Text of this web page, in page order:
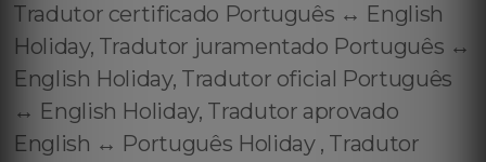
Tradutor certificado Português ↔️ English
Holiday, Tradutor juramentado Português ↔️
English Holiday, Tradutor oficial Português
↔️ English Holiday, Tradutor aprovado
English ↔️ Português Holiday , Tradutor